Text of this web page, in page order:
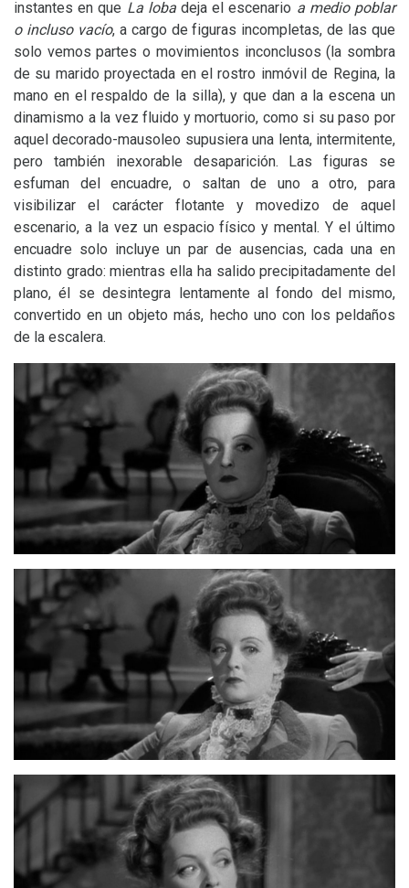
instantes en que La lobadeja el escenario a medio poblar
o incluso vacío, a cargo de figuras incompletas, de las que
solo vemos partes o movimientos inconclusos (la sombra
de su marido proyectada en el rostro inmóvil de Regina, la
mano en el respaldo de la silla), y que dan a la escena un
dinamismo a la vez fluido y mortuorio, como si su paso por
aquel decorado-mausoleo supusiera una lenta, intermitente,
pero también inexorable desaparición. Las figuras se
esfuman del encuadre, o saltan de uno a otro, para
visibilizar el carácter flotante y movedizo de aquel
escenario, a la vez un espacio físico y mental. Y el último
encuadre solo incluye un par de ausencias, cada una en
distinto grado: mientras ella ha salido precipitadamente del
plano, él se desintegra lentamente al fondo del mismo,
convertido en un objeto más, hecho uno con los peldaños
de la escalera.